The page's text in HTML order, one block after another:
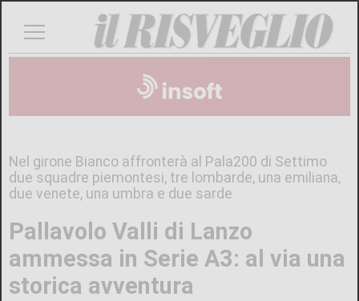
Nel girone Bianco affronterà al Pala200 di Settimo
due squadre piemontesi, tre lombarde, una emiliana,
due venete, una umbra e due sarde
Pallavolo Valli di Lanzo
ammessa in Serie A3: al via una
storica avventura